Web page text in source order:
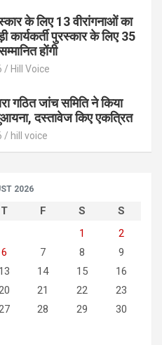
के लिए 13 वीरांगनाओं का
कार्यकर्ती पुरस्कार के लिए 35
होंगी
Hill Voice
गठित जांच समिति ने किया
दस्तावेज किए एकत्रित
hill voice
2026
T F S
S
1
2
6 7 8
9
13 14 15
16
21 22
23
28 29
30